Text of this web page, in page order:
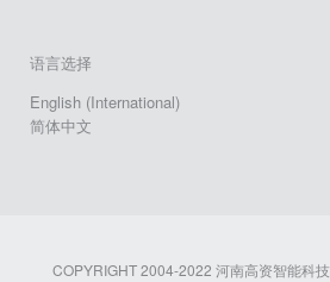
语言选择
English (International)
简体中文
COPYRIGHT 2004-2022 河南高资智能科